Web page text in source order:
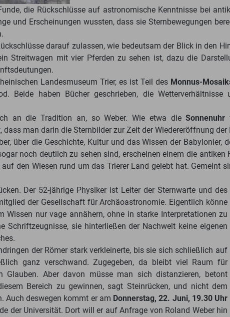
die Rückschlüsse auf astronomische Kenntnisse bei
und Erscheinungen wussten, dass sie Sternbewegungen
darauf zulassen, wie bedeutsam der Blick in den
Streitwagen mit vier Pferden zu sehen ist, dazu die
Landesmuseum Trier, es ist Teil des Monnus-
Beide haben Bücher geschrieben, die
an die Tradition an, so Weber. Wie etwa dieSonnenuhr
dass man darin die Sternbilder zur Zeit der Wiedereröffnung
über die Geschichte, Kultur und das Wissen der Babylonier,
noch deutlich zu sehen sind, erscheinen einem die
den Wiesen rund um das Trierer Land gelebt hat. Gemeint
Der 52-jährige Physiker ist Leiter der Sternwarte und des
der Gesellschaft für Archäoastronomie. Eigentlich könne
Wissen nur vage annähern, ohne in starke Interpretationen zu
sie hinterließen der Nachwelt keine eigenen
der Römer stark verkleinerte, bis sie sich schließlich auf
ganz verschwand. Zugegeben, da bleibt viel Raum für
Glauben. Aber davon müsse man sich distanzieren, betont
Bereich zu gewinnen, sagt Steinrücken, und nicht dem
Auch deswegen kommt er am Donnerstag, 22. Juni, 19.30 Uhr
der Universität. Dort will er auf Anfrage von Roland Weber hin